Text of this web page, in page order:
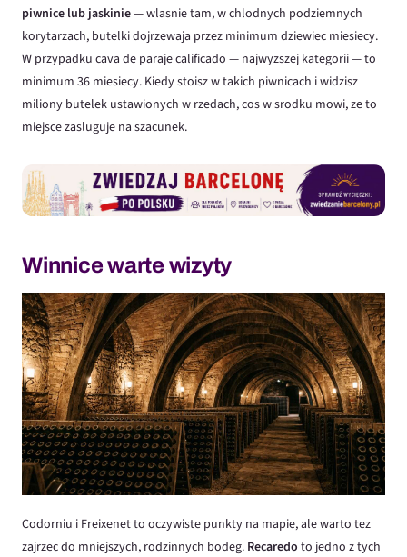
piwnice lub jaskinie— wlasnie tam, w chlodnych podziemnych
korytarzach, butelki dojrzewaja przez minimum dziewiec miesiecy.
W przypadku cava de paraje calificado — najwyzszej kategorii — to
minimum 36 miesiecy. Kiedy stoisz w takich piwnicach i widzisz
miliony butelek ustawionych w rzedach, cos w srodku mowi, ze to
miejsce zasluguje na szacunek.
Winnice warte wizyty
Codorniu i Freixenet to oczywiste punkty na mapie, ale warto tez
zajrzec do mniejszych, rodzinnych bodeg. Recaredo to jedno z tych